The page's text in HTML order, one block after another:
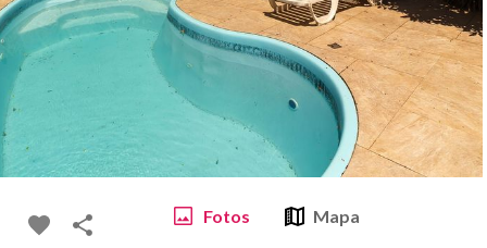
Fotos Mapa